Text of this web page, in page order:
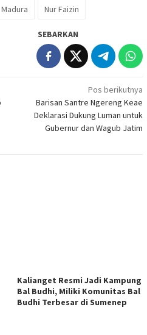
Madura Nur Faizin
SEBARKAN
Pos berikutnya
Barisan Santre Ngereng Keae
Deklarasi Dukung Luman untuk
Gubernur dan Wagub Jatim
Kalianget Resmi Jadi Kampung
Bal Budhi, Miliki Komunitas Bal
Budhi Terbesar di Sumenep